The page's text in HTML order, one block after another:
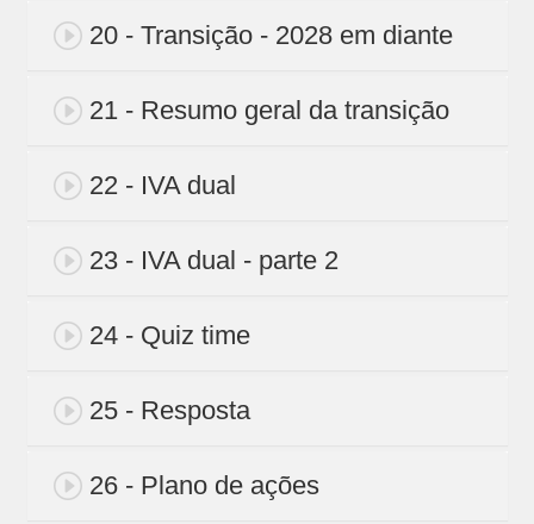
20 - Transição - 2028 em diante
21 - Resumo geral da transição
22 - IVA dual
23 - IVA dual - parte 2
24 - Quiz time
25 - Resposta
26 - Plano de ações